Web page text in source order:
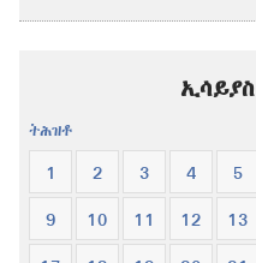
ኢሳይያስ
ትሕዝቶ
1 2 3 4 5
9 10 11 12 13